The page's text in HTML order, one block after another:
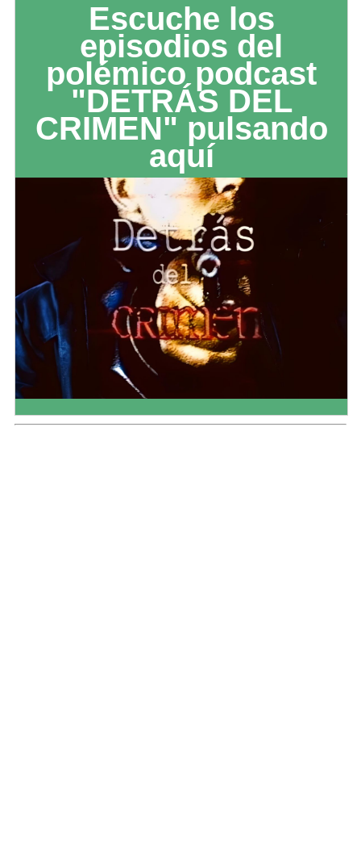
Escuche los
episodios del
polémico podcast
"DETRÁS DEL
CRIMEN" pulsando
aquí